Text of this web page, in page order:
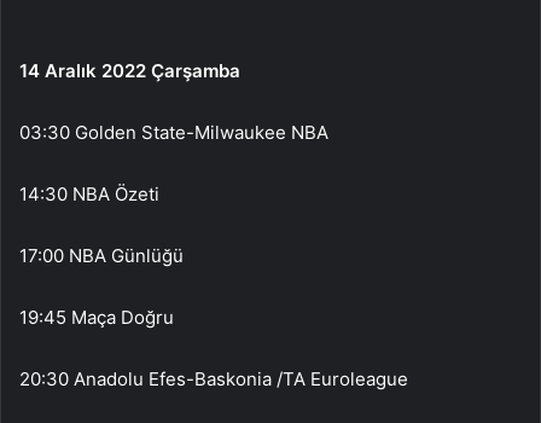
14 Aralık 2022 Çarşamba
03:30 Golden State-Milwaukee NBA
14:30 NBA Özeti
17:00 NBA Günlüğü
19:45 Maça Doğru
20:30 Anadolu Efes-Baskonia /TA Euroleague